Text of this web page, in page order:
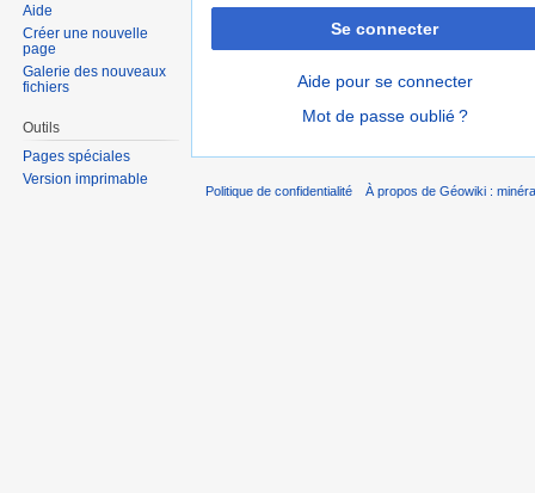
Se connecter
Aide pour se connecter
Mot de passe oublié ?
Aide
Créer une nouvelle
page
Galerie des nouveaux
fichiers
Outils
Pages spéciales
Version imprimable
Politique de confidentialité À propos de Géowiki :